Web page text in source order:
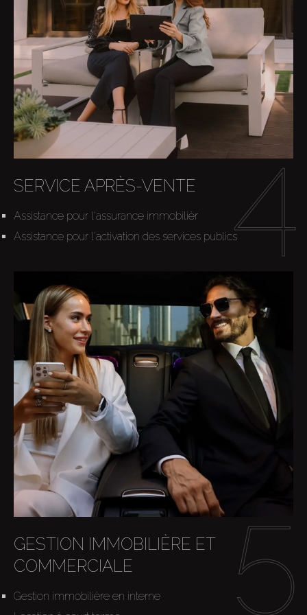
Acheter
SERVICE APRÈS-VENTE
Assistance pour l'assurance immobilièr
Assistance pour l'activation des services publics
GESTION IMMOBILIÈRE ET
COMMERCIALE
Gestion immobilière en interne